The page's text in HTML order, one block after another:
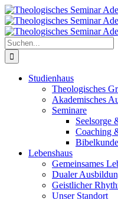
Zum
Inhalt
springen
Suche
nach:
Studienhaus
Theologisches
Akademisches
Seminare
Seelsorge
Coaching
Lebenshaus
Gemeinsames
Dualer
Geistlicher
Unser Standort